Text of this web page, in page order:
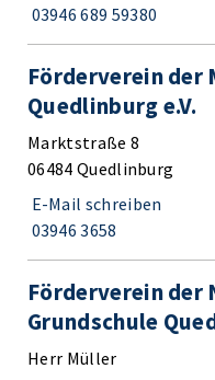
03946 689 59380
Förderverein der
Quedlinburg e.V.
Marktstraße 8
06484 Quedlinburg
E-Mail schreiben
03946 3658
Förderverein der
Grundschule
Herr Müller